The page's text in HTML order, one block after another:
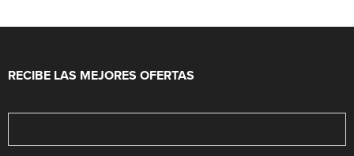
RECIBE LAS MEJORES OFERTAS